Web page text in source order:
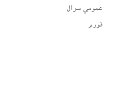
عمومي سوال
فورم